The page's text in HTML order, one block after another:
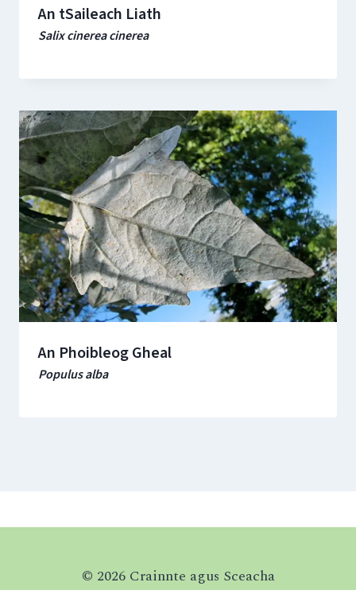
An tSaileach Liath
Salix cinerea cinerea
An Phoibleog Gheal
Populus alba
© 2026 Crainnte agus Sceacha